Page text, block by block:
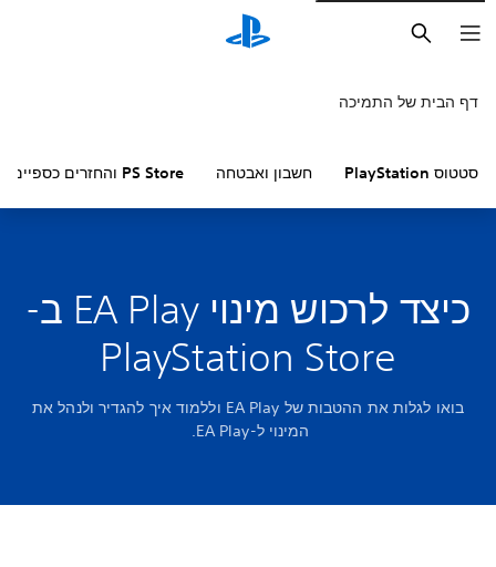
חיפוש
דף הבית של התמיכה
סטטוס PlayStation חשבון ואבטחה PS Store והחזרים כספיים
כיצד לרכוש מינוי EA Play ב-
PlayStation Store‏
בואו לגלות את ההטבות של EA Play וללמוד איך להגדיר ולנהל את
המינוי ל-EA Play.